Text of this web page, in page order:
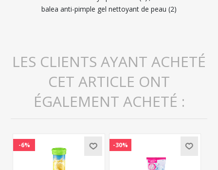
balea anti-pimple gel nettoyant de peau (2)
LES CLIENTS AYANT ACHETÉ
CET ARTICLE ONT
ÉGALEMENT ACHETÉ :
-6% -30%